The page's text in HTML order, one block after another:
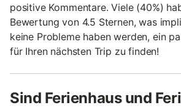
positive Kommentare. Viele (40%)
Bewertung von 4.5 Sternen, was
keine Probleme haben werden, ein
für Ihren nächsten Trip zu finden!
Sind Ferienhaus und